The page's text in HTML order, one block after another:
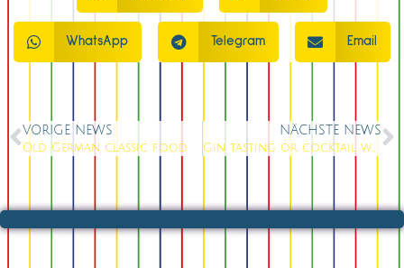
WhatsApp Telegram Email
VORIGE NEWS
Old German classic food
NÄCHSTE NEWS
Gin tasting or cocktail workshop in Berlin